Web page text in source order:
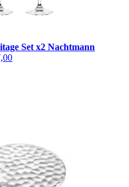
Set x2 Nachtmann